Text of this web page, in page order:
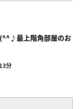
最上階角部屋のお
分